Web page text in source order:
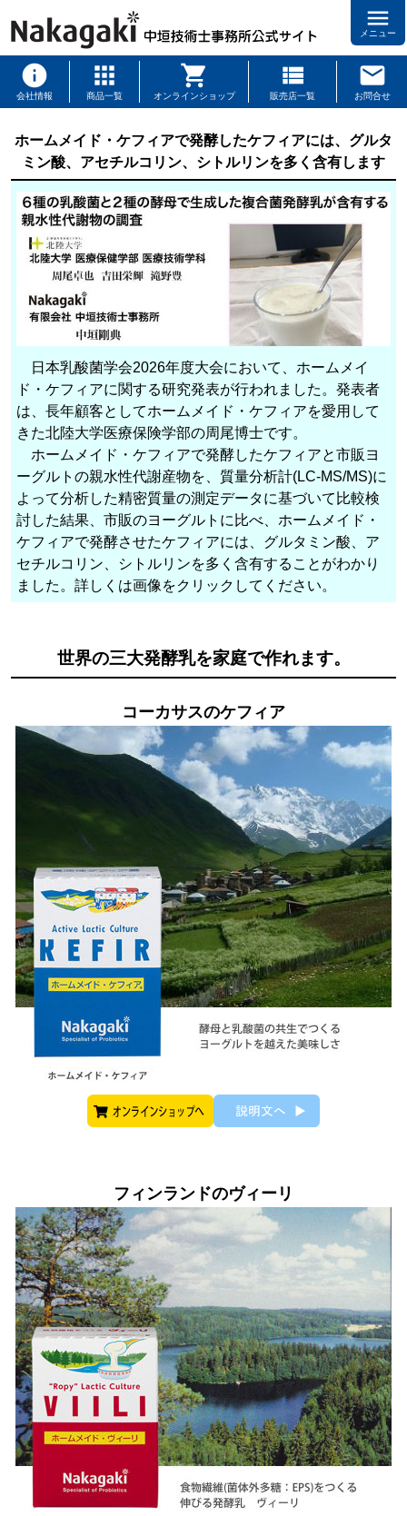
menu
メニュー
会社情報 商品一覧 オンラインショップ 販売店一覧 お問合せ
ホームメイド・ケフィアで発酵したケフィアには、グルタ
ミン酸、アセチルコリン、シトルリンを多く含有します
日本乳酸菌学会2026年度大会において、ホームメイ
ド・ケフィアに関する研究発表が行われました。発表者
は、長年顧客としてホームメイド・ケフィアを愛用して
きた北陸大学医療保険学部の周尾博士です。
ホームメイド・ケフィアで発酵したケフィアと市販ヨ
ーグルトの親水性代謝産物を、質量分析計(LC-MS/MS)に
よって分析した精密質量の測定データに基づいて比較検
討した結果、市販のヨーグルトに比べ、ホームメイド・
ケフィアで発酵させたケフィアには、グルタミン酸、ア
セチルコリン、シトルリンを多く含有することがわかり
ました。詳しくは画像をクリックしてください。
世界の三大発酵乳を家庭で作れます。
コーカサスのケフィア
フィンランドのヴィーリ